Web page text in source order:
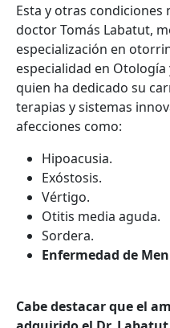
Esta y otras condiciones
doctor Tomás Labatut,
especialización en
especialidad en
quien ha dedicado su
terapias y sistemas
afecciones como:
Hipoacusia.
Exóstosis.
Vértigo.
Otitis media aguda.
Sordera.
Enfermedad de
Cabe destacar que el